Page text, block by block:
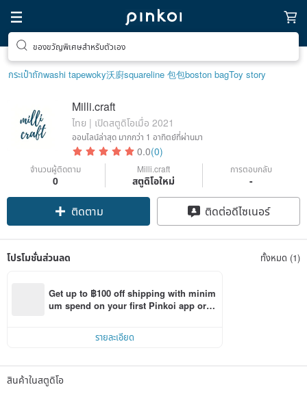
ของขวัญพิเศษสำหรับตัวเอง
กระเป๋าถักwashi tapewoky沃廚squareline 包包boston bagToy story
Milli.craft
ไทย | เปิดสตูดิโอเมื่อ 2021
ออนไลน์ล่าสุด มากกว่า 1 อาทิตย์ที่ผ่านมา
0.0(0)
จำนวนผู้ติดตาม
0
Milli.craft
สตูดิโอใหม่
การตอบกลับ
-
ติดตาม ติดต่อดีไซเนอร์
โปรโมชั่นส่วนลด ทั้งหมด (1)
Get up to ฿100 off shipping with minim
um spend on your first Pinkoi app orde
รายละเอียด
สินค้าในสตูดิโอ